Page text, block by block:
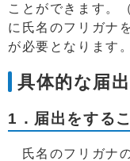
ことができます。
に氏名のフリガナ
が必要となります。
具体的な届
1．届出をする
氏名のフリガナ